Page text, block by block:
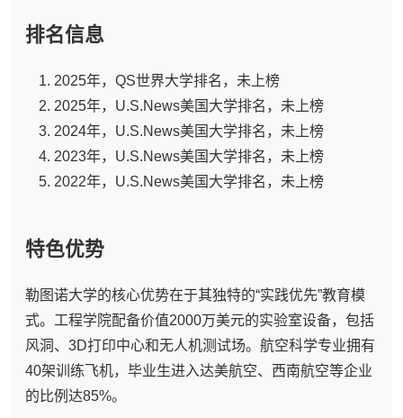
排名信息
2025年，QS世界大学排名，未上榜
2025年，U.S.News美国大学排名，未上榜
2024年，U.S.News美国大学排名，未上榜
2023年，U.S.News美国大学排名，未上榜
2022年，U.S.News美国大学排名，未上榜
特色优势
勒图诺大学的核心优势在于其独特的“实践优先”教育模
式。工程学院配备价值2000万美元的实验室设备，包括
风洞、3D打印中心和无人机测试场。航空科学专业拥有
40架训练飞机，毕业生进入达美航空、西南航空等企业
的比例达85%。